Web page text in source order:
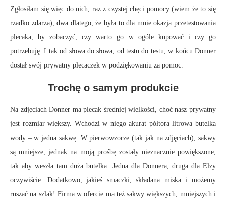
Zgłosiłam się więc do nich, raz z czystej chęci pomocy (wiem że to się
rzadko zdarza), dwa dlatego, że była to dla mnie okazja przetestowania
plecaka, by zobaczyć, czy warto go w ogóle kupować i czy go
potrzebuję. I tak od słowa do słowa, od testu do testu, w końcu Donner
dostał swój prywatny plecaczek w podziękowaniu za pomoc.
Trochę o samym produkcie
Na zdjęciach Donner ma plecak średniej wielkości, choć nasz prywatny
jest rozmiar większy. Wchodzi w niego akurat półtora litrowa butelka
wody – w jedna sakwę. W pierwowzorze (tak jak na zdjęciach), sakwy
są mniejsze, jednak na moją prośbę zostały nieznacznie powiększone,
tak aby weszła tam duża butelka. Jedna dla Donnera, druga dla Elzy
oczywiście. Dodatkowo, jakieś smaczki, składana miska i możemy
ruszać na szlak! Firma w ofercie ma też sakwy większych, mniejszych i